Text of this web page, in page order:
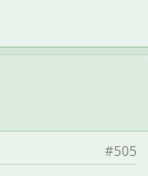
#505